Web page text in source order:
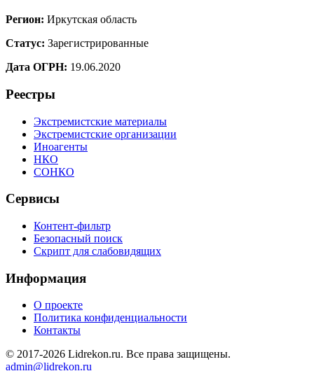
Регион: Иркутская область
Статус: Зарегистрированные
Дата ОГРН: 19.06.2020
Реестры
Экстремистские материалы
Экстремистские организации
Иноагенты
НКО
СОНКО
Сервисы
Контент-фильтр
Безопасный поиск
Скрипт для слабовидящих
Информация
О проекте
Политика конфиденциальности
Контакты
© 2017-2026 Lidrekon.ru. Все права защищены.
admin@lidrekon.ru